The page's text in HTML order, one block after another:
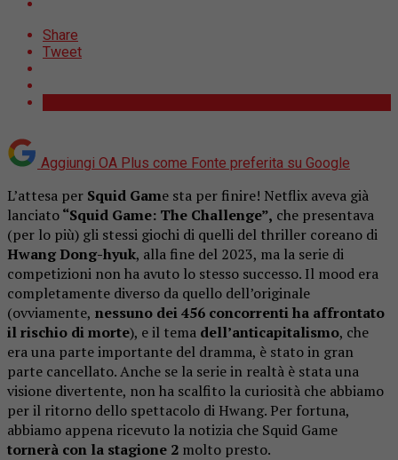
Share
Tweet
Aggiungi OA Plus come Fonte preferita su Google
L’attesa per Squid Game sta per finire! Netflix aveva già
lanciato“Squid Game: The Challenge”, che presentava
(per lo più) gli stessi giochi di quelli del thriller coreano di
Hwang Dong-hyuk, alla fine del 2023, ma la serie di
competizioni non ha avuto lo stesso successo. Il mood era
completamente diverso da quello dell’originale
(ovviamente, nessuno dei 456 concorrenti ha affrontato
il rischio di morte), e il tema dell’anticapitalismo, che
era una parte importante del dramma, è stato in gran
parte cancellato. Anche se la serie in realtà è stata una
visione divertente, non ha scalfito la curiosità che abbiamo
per il ritorno dello spettacolo di Hwang. Per fortuna,
abbiamo appena ricevuto la notizia che Squid Game
tornerà con la stagione 2 molto presto.